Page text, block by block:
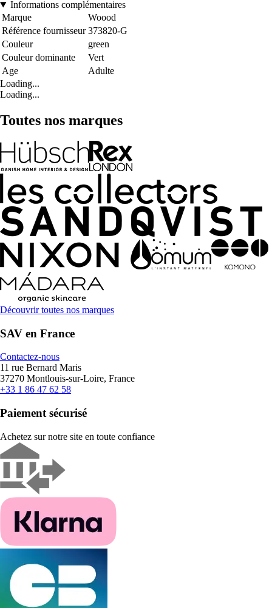
Informations complémentaires
Marque
Woood
Référence fournisseur 373820-G
Couleur
green
Couleur dominante
Vert
Age
Adulte
Loading...
Loading...
Toutes nos marques
Découvrir toutes nos marques
SAV en France
Contactez-nous
11 rue Bernard Maris
37270 Montlouis-sur-Loire, France
+33 1 86 47 62 58
Paiement sécurisé
Achetez sur notre site en toute confiance